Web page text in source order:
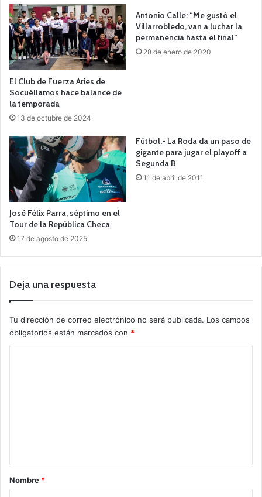
El Club de Fuerza Aries de
Socuéllamos hace balance de
la temporada
13 de octubre de 2024
Antonio Calle: “Me gustó el
Villarrobledo, van a luchar la
permanencia hasta el final”
28 de enero de 2020
José Félix Parra, séptimo en el
Tour de la República Checa
17 de agosto de 2025
Fútbol.- La Roda da un paso de
gigante para jugar el playoff a
Segunda B
11 de abril de 2011
Deja una respuesta
Tu dirección de correo electrónico no será publicada. Los campos
obligatorios están marcados con *
rNombre *